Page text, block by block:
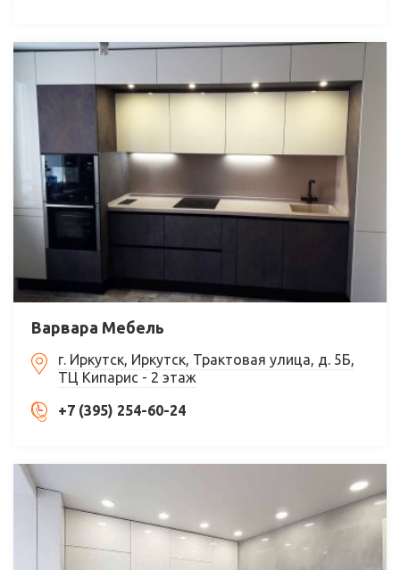
Варвара Мебель
г. Иркутск, Иркутск, Трактовая улица, д. 5Б,
ТЦ Кипарис - 2 этаж
+7 (395) 254-60-24